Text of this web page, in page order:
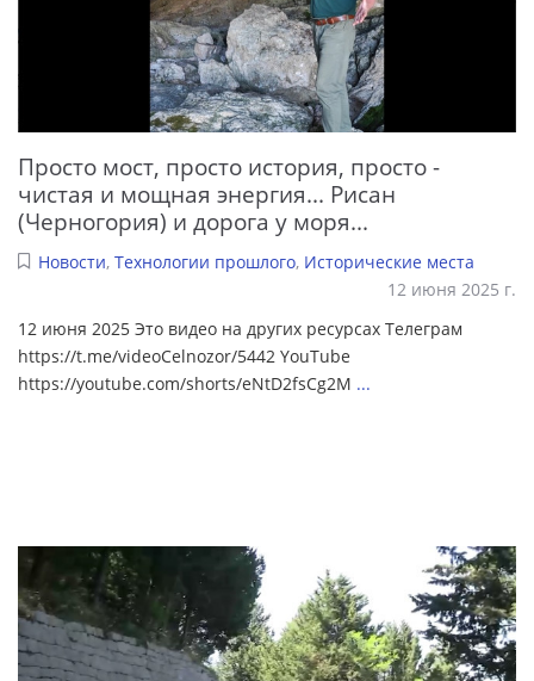
Просто мост, просто история, просто -
чистая и мощная энергия... Рисан
(Черногория) и дорога у моря...
Новости, Технологии прошлого, Исторические места
12 июня 2025 г.
12 июня 2025 Это видео на других ресурсах Телеграм
https://t.me/videoCelnozor/5442 YouTube
https://youtube.com/shorts/eNtD2fsCg2M ...